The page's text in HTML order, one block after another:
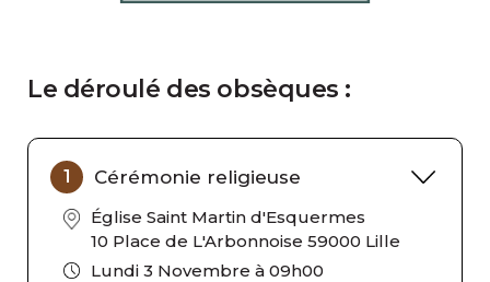
Le déroulé des obsèques :
1 Cérémonie religieuse
Église Saint Martin d'Esquermes
10 Place de L'Arbonnoise 59000 Lille
Lundi 3 Novembre à 09h00